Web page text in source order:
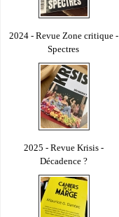
2024 - Revue Zone critique -
Spectres
2025 - Revue Krisis -
Décadence ?